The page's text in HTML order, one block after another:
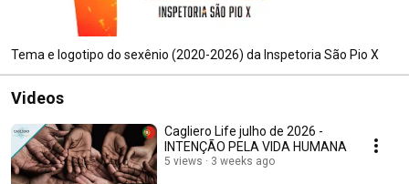
Tema e logotipo do sexênio (2020-2026) da Inspetoria São Pio X
Videos
Cagliero Life julho de 2026 -
INTENÇÃO PELA VIDA HUMANA
5 views 3 weeks ago